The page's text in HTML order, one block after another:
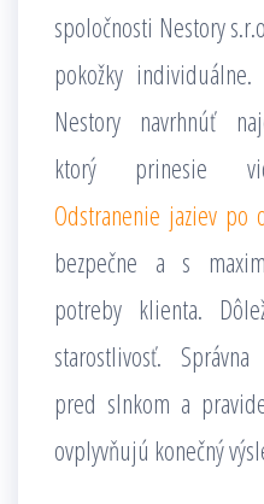
spoločnosti Nestory
pokožky
Nestory navrhnúť
ktorý prinesie
Odstranenie jaziev po
bezpečne a s
potreby klienta.
starostlivosť.
pred slnkom a
ovplyvňujú konečný